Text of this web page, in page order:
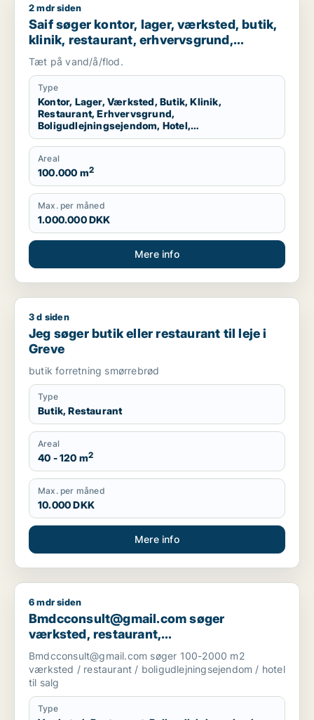
Saif søger kontor, lager, værksted, butik, klinik, restaurant,
2 mdr siden
Saif søger kontor, lager, værksted, butik,
klinik, restaurant, erhvervsgrund,
boligudlejningsejendom, hotel,
produktionslokaler eller garage til salg i
Storkøbenhavn
Tæt på vand/å/flod.
Type
Kontor, Lager, Værksted, Butik, Klinik,
Restaurant, Erhvervsgrund,
Boligudlejningsejendom, Hotel,
Produktionslokaler, Garage
Areal
100.000 m2
Max. per måned
1.000.000 DKK
Mere info
Jeg søger butik eller restaurant til leje i Greve
3 d siden
Jeg søger butik eller restaurant til leje i
Greve
butik forretning smørrebrød
Type
Butik, Restaurant
Areal
40 - 120 m2
Max. per måned
10.000 DKK
Mere info
Bmdcconsult@gmail.com søger værksted, restaurant,
6 mdr siden
Bmdcconsult@gmail.com søger
værksted, restaurant,
boligudlejningsejendom eller hotel til salg
i Storkøbenhavn
Bmdcconsult@gmail.com søger 100-2000 m2
værksted / restaurant / boligudlejningsejendom / hotel
til salg
Type